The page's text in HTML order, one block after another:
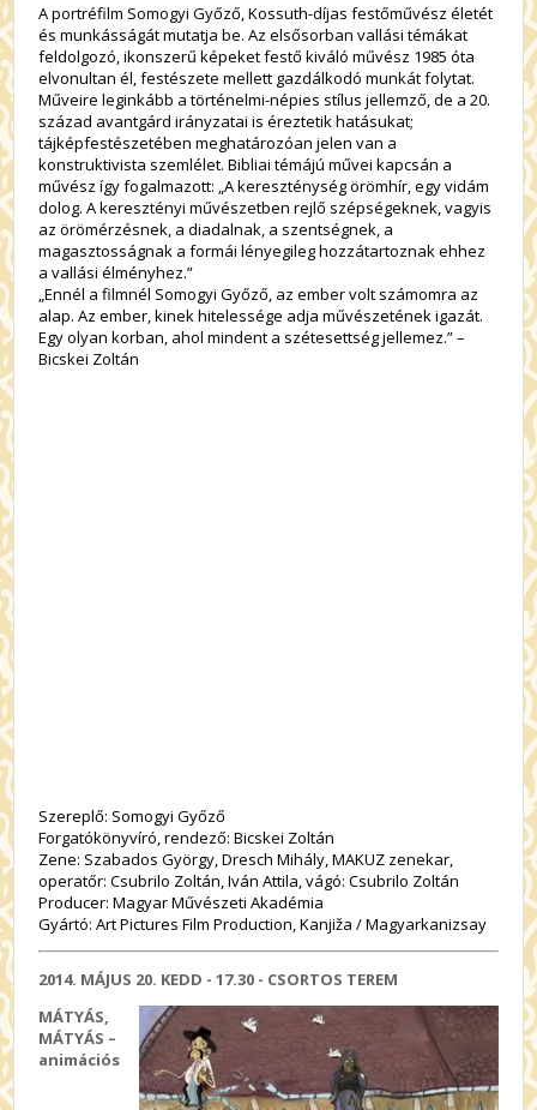
A portréfilm Somogyi Győző, Kossuth-díjas festőművész életét
és munkásságát mutatja be. Az elsősorban vallási témákat
feldolgozó, ikonszerű képeket festő kiváló művész 1985 óta
elvonultan él, festészete mellett gazdálkodó munkát folytat.
Műveire leginkább a történelmi-népies stílus jellemző, de a 20.
század avantgárd irányzatai is éreztetik hatásukat;
tájképfestészetében meghatározóan jelen van a
konstruktivista szemlélet. Bibliai témájú művei kapcsán a
művész így fogalmazott: „A kereszténység örömhír, egy vidám
dolog. A keresztényi művészetben rejlő szépségeknek, vagyis
az örömérzésnek, a diadalnak, a szentségnek, a
magasztosságnak a formái lényegileg hozzátartoznak ehhez
a vallási élményhez.”
„Ennél a filmnél Somogyi Győző, az ember volt számomra az
alap. Az ember, kinek hitelessége adja művészetének igazát.
Egy olyan korban, ahol mindent a szétesettség jellemez.” –
Bicskei Zoltán
Szereplő: Somogyi Győző
Forgatókönyvíró, rendező: Bicskei Zoltán
Zene: Szabados György, Dresch Mihály, MAKUZ zenekar,
operatőr: Csubrilo Zoltán, Iván Attila, vágó: Csubrilo Zoltán
Producer: Magyar Művészeti Akadémia
Gyártó: Art Pictures Film Production, Kanjiža / Magyarkanizsay
2014. MÁJUS 20. KEDD - 17.30 - CSORTOS TEREM
MÁTYÁS,
MÁTYÁS –
animációs